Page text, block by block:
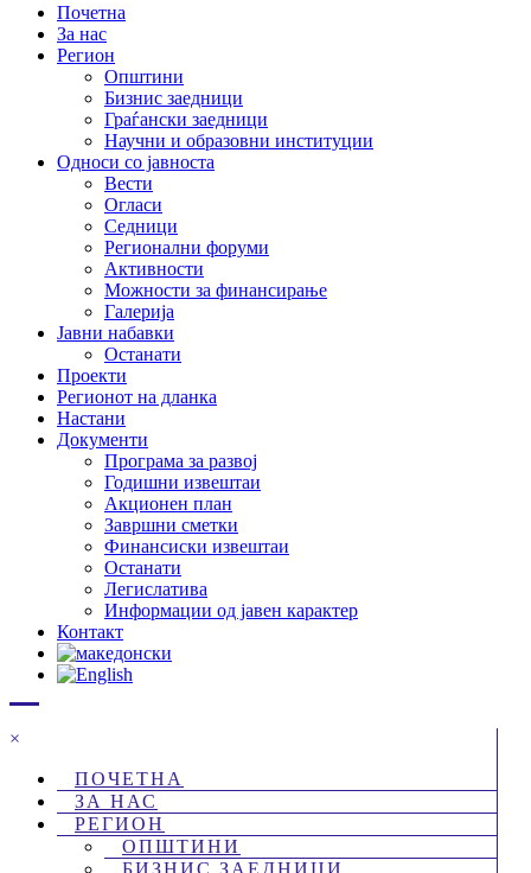
Почетна
За нас
Регион
Општини
Бизнис заедници
Граѓански заедници
Научни и образовни институции
Односи со јавноста
Вести
Огласи
Седници
Регионални форуми
Активности
Можности за финансирање
Галерија
Јавни набавки
Останати
Проекти
Регионот на дланка
Настани
Документи
Програма за развој
Годишни извештаи
Акционен план
Завршни сметки
Финансиски извештаи
Останати
Легислатива
Информации од јавен карактер
Контакт
×
ПОЧЕТНА
ЗА НАС
РЕГИОН
ОПШТИНИ
БИЗНИС ЗАЕДНИЦИ